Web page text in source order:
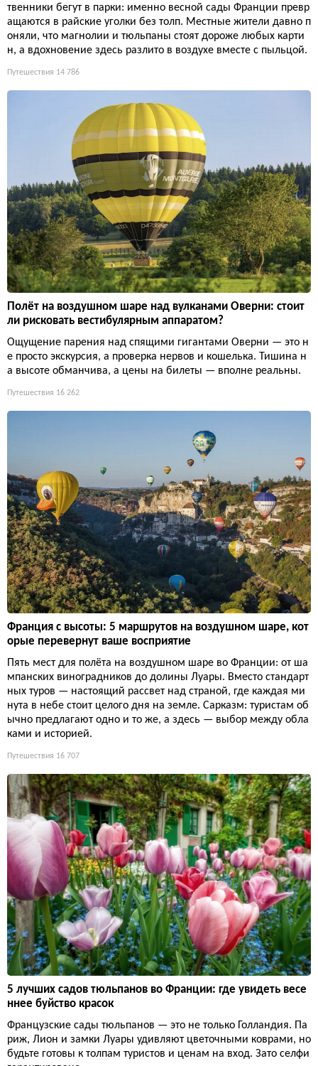
твенники бегут в парки: именно весной сады Франции превр
ащаются в райские уголки без толп. Местные жители давно п
оняли, что магнолии и тюльпаны стоят дороже любых карти
н, а вдохновение здесь разлито в воздухе вместе с пыльцой.
Путешествия 14 786
Полёт на воздушном шаре над вулканами Оверни: стоит
ли рисковать вестибулярным аппаратом?
Ощущение парения над спящими гигантами Оверни — это н
е просто экскурсия, а проверка нервов и кошелька. Тишина н
а высоте обманчива, а цены на билеты — вполне реальны.
Путешествия 16 262
Франция с высоты: 5 маршрутов на воздушном шаре, кот
орые перевернут ваше восприятие
Пять мест для полёта на воздушном шаре во Франции: от ша
мпанских виноградников до долины Луары. Вместо стандарт
ных туров — настоящий рассвет над страной, где каждая ми
нута в небе стоит целого дня на земле. Сарказм: туристам об
ычно предлагают одно и то же, а здесь — выбор между обла
ками и историей.
Путешествия 16 707
5 лучших садов тюльпанов во Франции: где увидеть весе
ннее буйство красок
Французские сады тюльпанов — это не только Голландия. Па
риж, Лион и замки Луары удивляют цветочными коврами, но
будьте готовы к толпам туристов и ценам на вход. Зато селфи